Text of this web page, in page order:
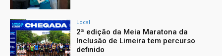
Local
2ª edição da Meia Maratona da
Inclusão de Limeira tem percurso
definido